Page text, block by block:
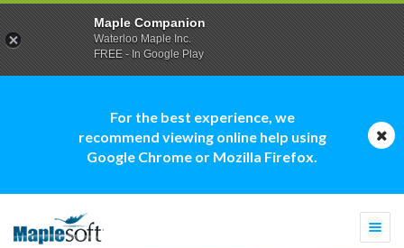
For the best experience, we
recommend viewing online help using
Google Chrome or Mozilla Firefox.
Maple Companion
Waterloo Maple Inc.
FREE - In Google Play